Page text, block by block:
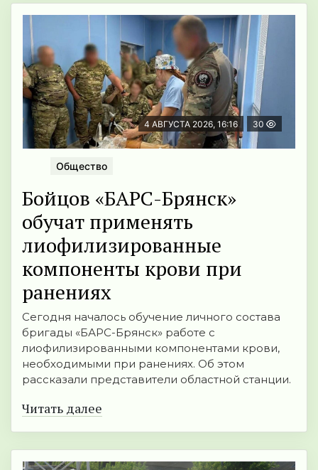
4 АВГУСТА 2026, 16:16 30
Общество
Бойцов «БАРС-Брянск»
обучат применять
лиофилизированные
компоненты крови при
ранениях
Сегодня началось обучение личного состава
бригады «БАРС-Брянск» работе с
лиофилизированными компонентами крови,
необходимыми при ранениях. Об этом
рассказали представители областной станции.
Читать далее